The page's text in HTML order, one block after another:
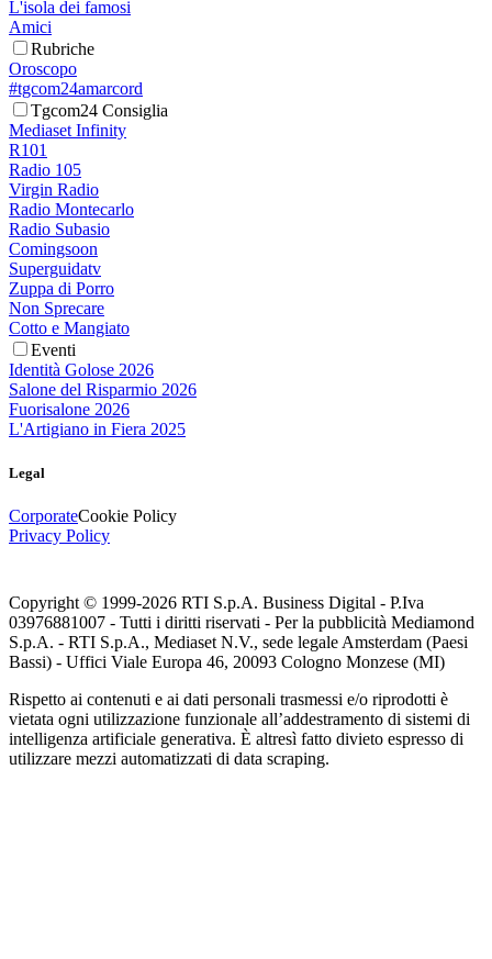
L'isola dei famosi
Amici
Rubriche
Oroscopo
#tgcom24amarcord
Tgcom24 Consiglia
Mediaset Infinity
R101
Radio 105
Virgin Radio
Radio Montecarlo
Radio Subasio
Comingsoon
Superguidatv
Zuppa di Porro
Non Sprecare
Cotto e Mangiato
Eventi
Identità Golose 2026
Salone del Risparmio 2026
Fuorisalone 2026
L'Artigiano in Fiera 2025
Legal
CorporateCookie Policy
Privacy Policy
Copyright © 1999-2026 RTI S.p.A. Business Digital - P.Iva
03976881007 - Tutti i diritti riservati - Per la pubblicità Mediamond
S.p.A. - RTI S.p.A., Mediaset N.V., sede legale Amsterdam (Paesi
Bassi) - Uffici Viale Europa 46, 20093 Cologno Monzese (MI)
Rispetto ai contenuti e ai dati personali trasmessi e/o riprodotti è
vietata ogni utilizzazione funzionale all’addestramento di sistemi di
intelligenza artificiale generativa. È altresì fatto divieto espresso di
utilizzare mezzi automatizzati di data scraping.